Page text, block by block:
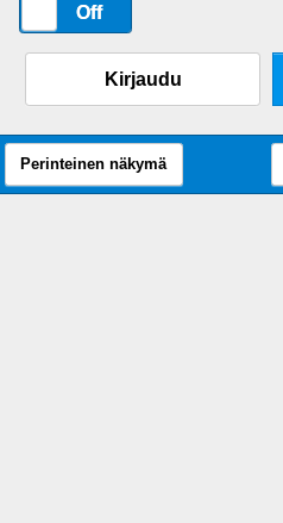
Off
Kirjaudu
Perinteinen näkymä